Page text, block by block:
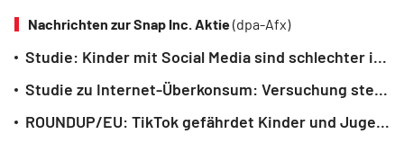
Nachrichten zur Snap Inc. Aktie(dpa-Afx)
Studie: Kinder mit Social Media sind schlechter in der Schule
Studie zu Internet-Überkonsum: Versuchung steht im Zentrum
ROUNDUP/EU: TikTok gefährdet Kinder und Jugendliche - Strafe droht